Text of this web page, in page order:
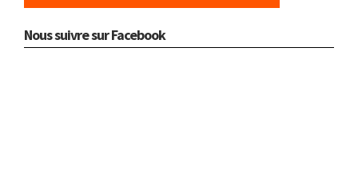
Nous suivre sur Facebook